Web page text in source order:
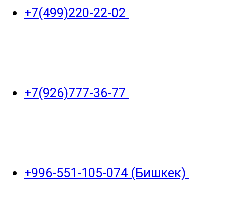
+7(499)220-22-02
+7(926)777-36-77
+996-551-105-074 (Бишкек)